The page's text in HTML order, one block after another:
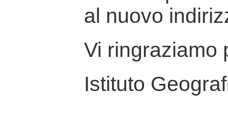
al nuovo
Vi ringraziamo
Istituto